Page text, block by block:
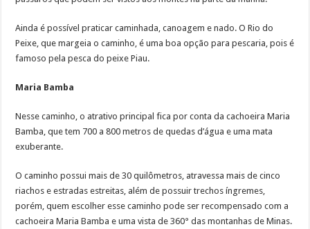
Ainda é possível praticar caminhada, canoagem e nado. O Rio do
Peixe, que margeia o caminho, é uma boa opção para pescaria, pois é
famoso pela pesca do peixe Piau.
Maria Bamba
Nesse caminho, o atrativo principal fica por conta da cachoeira Maria
Bamba, que tem 700 a 800 metros de quedas d’água e uma mata
exuberante.
O caminho possui mais de 30 quilômetros, atravessa mais de cinco
riachos e estradas estreitas, além de possuir trechos íngremes,
porém, quem escolher esse caminho pode ser recompensado com a
cachoeira Maria Bamba e uma vista de 360° das montanhas de Minas.